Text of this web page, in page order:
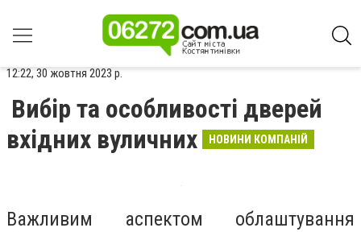
12:22, 30 жовтня 2023 р.
Вибір та особливості дверей
вхідних вуличних
НОВИНИ КОМПАНІЙ
Важливим аспектом облаштування